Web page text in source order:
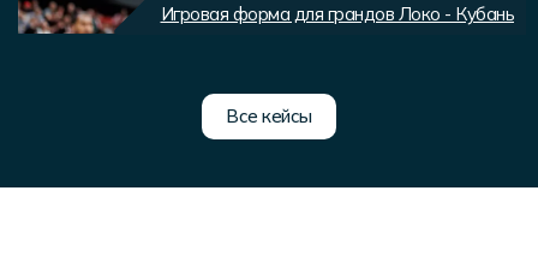
Игровая форма для грандов Локо - Кубань
Все кейсы